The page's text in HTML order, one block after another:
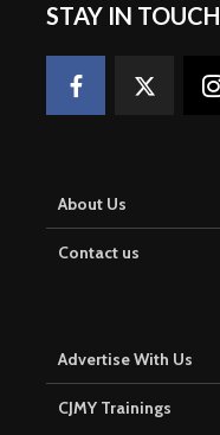
STAY IN TOUCH
About Us
Contact us
Advertise With Us
CJMY Trainings